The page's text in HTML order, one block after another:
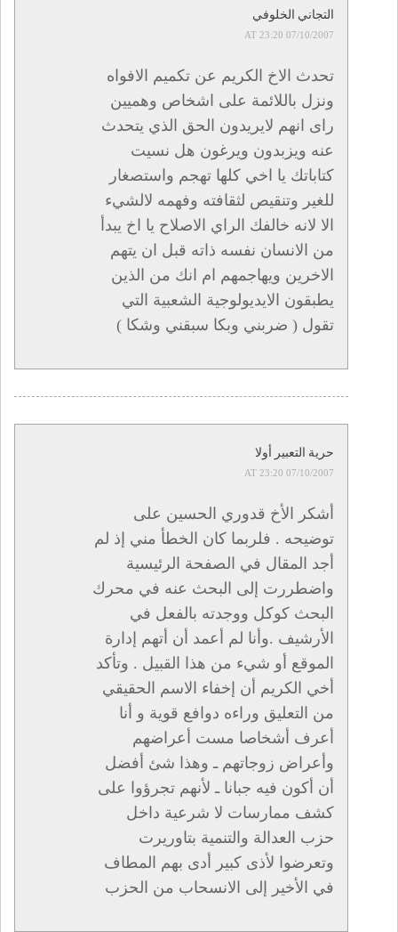
التجاني الخلوفي
07/10/2007 AT 23:20
تحدث الاخ الكريم عن تكميم الافواه
ونزل باللائمة على اشخاص وهميين
راى انهم لايريدون الحق الذي يتحدث
عنه ويزبدون ويرغون هل نسيت
كتاباتك يا اخي كلها تهجم واستصغار
للغير وتنقيص لثقافته وفهمه لالشيء
الا لانه خالفك الراي الاصلاح يا اخ يبدأ
من الانسان نفسه ذاته قبل ان يتهم
الاخرين ويهاجمهم ام انك من الذين
يطبقون الايديولوجية الشعبية التي
تقول ( ضربني وبكا سبقني وشكا )
حرية التعبير أولا
07/10/2007 AT 23:20
أشكر الأخ قدوري الحسين على
توضيحه . فلربما كان الخطأ مني إذ لم
أجد المقال في الصفحة الرئيسية
واضطررت إلى البحث عنه في محرك
البحث كوكل ووجدته بالفعل في
الأرشيف .وأنا لم أعمد أن أتهم إدارة
الموقع أو شيء من هذا القبيل . وتأكد
أخي الكريم أن إخفاء الاسم الحقيقي
من التعليق وراءه دوافع قوية و أنا
أعرف أشخاصا مست أعراضهم
وأعراض زوجاتهم ـ وهذا شئ أفضل
أن أكون فيه جبانا ـ لأنهم تجرؤوا على
كشف ممارسات لا شرعية داخل
حزب العدالة والتنمية بتاوريرت
وتعرضوا لأذى كبير أدى بهم المطاف
في الأخير إلى الانسحاب من الحزب